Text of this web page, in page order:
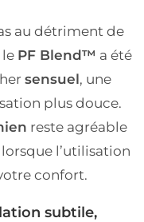
au détriment de
PF Blend™ a été
sensuel, une
plus douce.
reste agréable
l’utilisation
confort.
subtile,